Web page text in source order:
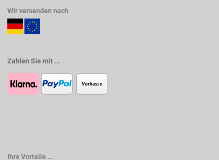
Wir versenden nach
Zahlen Sie mit ...
Ihre Vorteile ...